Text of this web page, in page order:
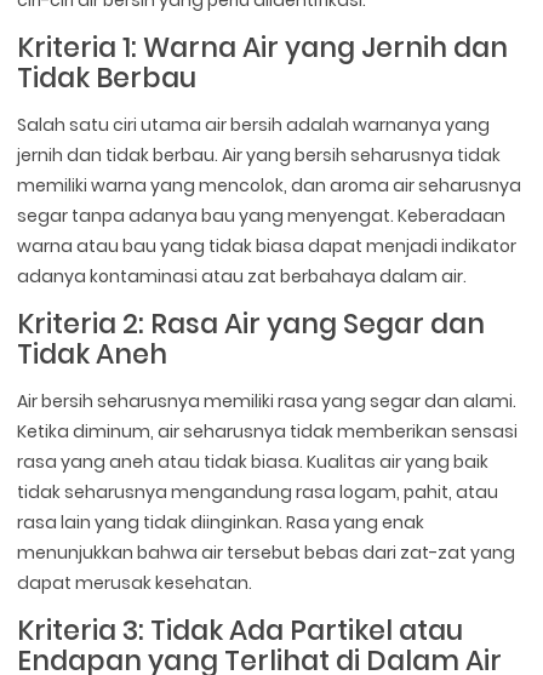
Kriteria 1: Warna Air yang Jernih dan
Tidak Berbau
Salah satu ciri utama air bersih adalah warnanya yang
jernih dan tidak berbau. Air yang bersih seharusnya tidak
memiliki warna yang mencolok, dan aroma air seharusnya
segar tanpa adanya bau yang menyengat. Keberadaan
warna atau bau yang tidak biasa dapat menjadi indikator
adanya kontaminasi atau zat berbahaya dalam air.
Kriteria 2: Rasa Air yang Segar dan
Tidak Aneh
Air bersih seharusnya memiliki rasa yang segar dan alami.
Ketika diminum, air seharusnya tidak memberikan sensasi
rasa yang aneh atau tidak biasa. Kualitas air yang baik
tidak seharusnya mengandung rasa logam, pahit, atau
rasa lain yang tidak diinginkan. Rasa yang enak
menunjukkan bahwa air tersebut bebas dari zat-zat yang
dapat merusak kesehatan.
Kriteria 3: Tidak Ada Partikel atau
Endapan yang Terlihat di Dalam Air